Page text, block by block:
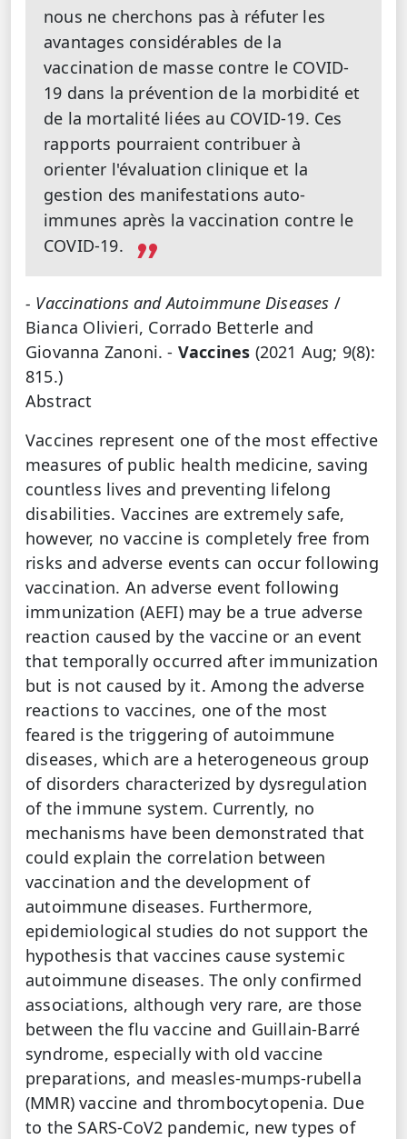
nous ne cherchons pas à réfuter les
avantages considérables de la
vaccination de masse contre le COVID-
19 dans la prévention de la morbidité et
de la mortalité liées au COVID-19. Ces
rapports pourraient contribuer à
orienter l'évaluation clinique et la
gestion des manifestations auto-
immunes après la vaccination contre le
COVID-19.
- Vaccinations and Autoimmune Diseases /
Bianca Olivieri, Corrado Betterle and
Giovanna Zanoni. - Vaccines (2021 Aug; 9(8):
815.)
Abstract
Vaccines represent one of the most effective
measures of public health medicine, saving
countless lives and preventing lifelong
disabilities. Vaccines are extremely safe,
however, no vaccine is completely free from
risks and adverse events can occur following
vaccination. An adverse event following
immunization (AEFI) may be a true adverse
reaction caused by the vaccine or an event
that temporally occurred after immunization
but is not caused by it. Among the adverse
reactions to vaccines, one of the most
feared is the triggering of autoimmune
diseases, which are a heterogeneous group
of disorders characterized by dysregulation
of the immune system. Currently, no
mechanisms have been demonstrated that
could explain the correlation between
vaccination and the development of
autoimmune diseases. Furthermore,
epidemiological studies do not support the
hypothesis that vaccines cause systemic
autoimmune diseases. The only confirmed
associations, although very rare, are those
between the flu vaccine and Guillain-Barré
syndrome, especially with old vaccine
preparations, and measles-mumps-rubella
(MMR) vaccine and thrombocytopenia. Due
to the SARS-CoV2 pandemic, new types of